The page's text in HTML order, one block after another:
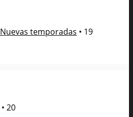
Nuevas temporadas • 19
• 20